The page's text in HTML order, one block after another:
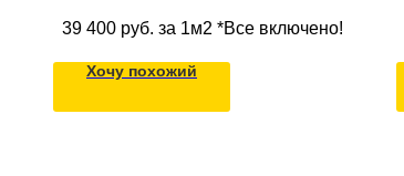
под потолок на балконе с
полками, фасады из
светлого массива дерева
39 400 руб. за 1м2 *Все включено!
Хочу похожий